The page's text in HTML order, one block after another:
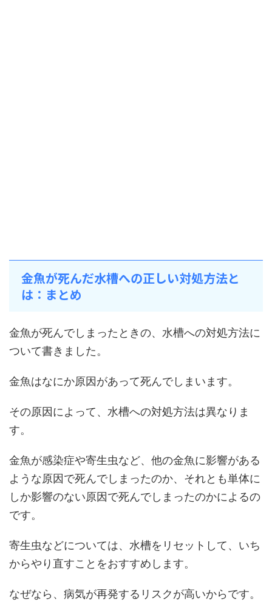
金魚が死んだ水槽への正しい対処方法と
は：まとめ
金魚が死んでしまったときの、水槽への対処方法に
ついて書きました。
金魚はなにか原因があって死んでしまいます。
その原因によって、水槽への対処方法は異なりま
す。
金魚が感染症や寄生虫など、他の金魚に影響がある
ような原因で死んでしまったのか、それとも単体に
しか影響のない原因で死んでしまったのかによるの
です。
寄生虫などについては、水槽をリセットして、いち
からやり直すことをおすすめします。
なぜなら、病気が再発するリスクが高いからです。